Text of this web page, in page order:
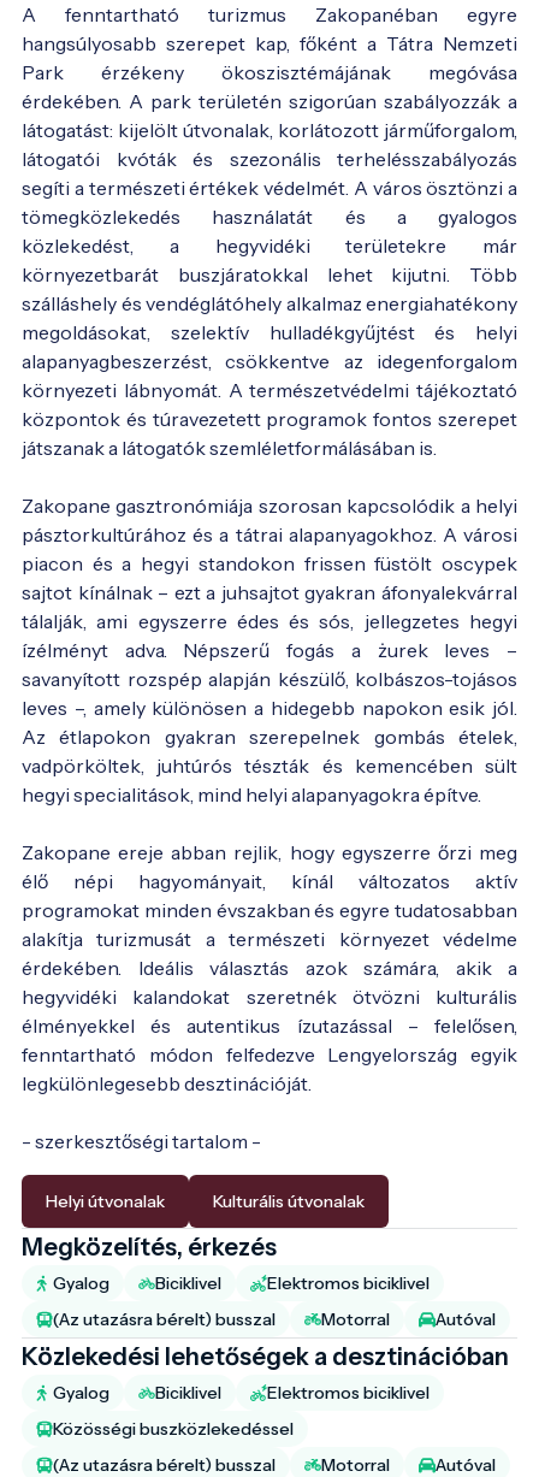
A fenntartható turizmus Zakopanéban egyre
hangsúlyosabb szerepet kap, főként a Tátra Nemzeti
Park érzékeny ökoszisztémájának megóvása
érdekében. A park területén szigorúan szabályozzák a
látogatást: kijelölt útvonalak, korlátozott járműforgalom,
látogatói kvóták és szezonális terhelésszabályozás
segíti a természeti értékek védelmét. A város ösztönzi a
tömegközlekedés használatát és a gyalogos
közlekedést, a hegyvidéki területekre már
környezetbarát buszjáratokkal lehet kijutni. Több
szálláshely és vendéglátóhely alkalmaz energiahatékony
megoldásokat, szelektív hulladékgyűjtést és helyi
alapanyagbeszerzést, csökkentve az idegenforgalom
környezeti lábnyomát. A természetvédelmi tájékoztató
központok és túravezetett programok fontos szerepet
játszanak a látogatók szemléletformálásában is.
Zakopane gasztronómiája szorosan kapcsolódik a helyi
pásztorkultúrához és a tátrai alapanyagokhoz. A városi
piacon és a hegyi standokon frissen füstölt oscypek
sajtot kínálnak – ezt a juhsajtot gyakran áfonyalekvárral
tálalják, ami egyszerre édes és sós, jellegzetes hegyi
ízélményt adva. Népszerű fogás a żurek leves –
savanyított rozspép alapján készülő, kolbászos-tojásos
leves –, amely különösen a hidegebb napokon esik jól.
Az étlapokon gyakran szerepelnek gombás ételek,
vadpörköltek, juhtúrós tészták és kemencében sült
hegyi specialitások, mind helyi alapanyagokra építve.
Zakopane ereje abban rejlik, hogy egyszerre őrzi meg
élő népi hagyományait, kínál változatos aktív
programokat minden évszakban és egyre tudatosabban
alakítja turizmusát a természeti környezet védelme
érdekében. Ideális választás azok számára, akik a
hegyvidéki kalandokat szeretnék ötvözni kulturális
élményekkel és autentikus ízutazással – felelősen,
fenntartható módon felfedezve Lengyelország egyik
legkülönlegesebb desztinációját.
- szerkesztőségi tartalom -
Helyi útvonalak Kulturális útvonalak
Megközelítés, érkezés
Gyalog Biciklivel
Elektromos biciklivel
(Az utazásra bérelt) busszal
Motorral Autóval
Közlekedési lehetőségek a desztinációban
Gyalog Biciklivel
Elektromos biciklivel
Közösségi buszközlekedéssel
(Az utazásra bérelt) busszal
Motorral Autóval